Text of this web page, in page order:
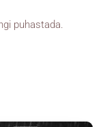
puhastada.